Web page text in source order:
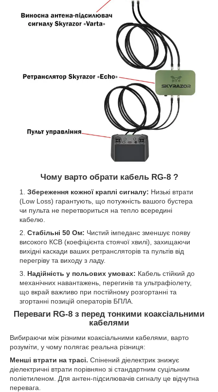
Чому варто обрати кабель RG-8 ?
Збереження кожної краплі сигналу: Низькі втрати
(Low Loss) гарантують, що потужність вашого бустера
чи пульта не перетвориться на тепло всередині
кабелю.
Стабільні 50 Ом: Чистий імпеданс зменшує появу
високого КСВ (коефіцієнта стоячої хвилі), захищаючи
вихідні каскади ваших ретрансляторів та пультів від
перегріву та виходу з ладу.
Надійність у польових умовах: Кабель стійкий до
механічних навантажень, перегинів та ультрафіолету,
що вкрай важливо при постійному розгортанні та
згортанні позицій операторів БПЛА.
Переваги RG-8 з перед тонкими коаксіальними
кабелями
Вибираючи між різними коаксіальними кабелями, варто
розуміти, у чому полягає реальна різниця:
Менші втрати на трасі. Спінений діелектрик знижує
діелектричні втрати порівняно зі стандартним суцільним
поліетиленом. Для антен-підсилювачів сигналу це відчутна
перевага.